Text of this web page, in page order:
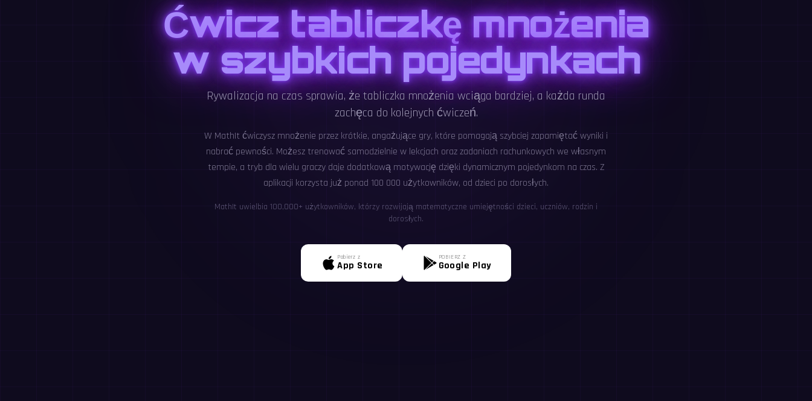
Ćwicz tabliczkę mnożenia
w szybkich pojedynkach
Rywalizacja na czas sprawia, że tabliczka mnożenia wciąga bardziej, a każda runda
zachęca do kolejnych ćwiczeń.
W MathIt ćwiczysz mnożenie przez krótkie, angażujące gry, które pomagają szybciej zapamiętać wyniki i
nabrać pewności. Możesz trenować samodzielnie w lekcjach oraz zadaniach rachunkowych we własnym
tempie, a tryb dla wielu graczy daje dodatkową motywację dzięki dynamicznym pojedynkom na czas. Z
aplikacji korzysta już ponad 100 000 użytkowników, od dzieci po dorosłych.
MathIt uwielbia 100,000+ użytkowników, którzy rozwijają matematyczne umiejętności dzieci, uczniów, rodzin i
dorosłych.
Pobierz z
App Store
POBIERZ Z
Google Play